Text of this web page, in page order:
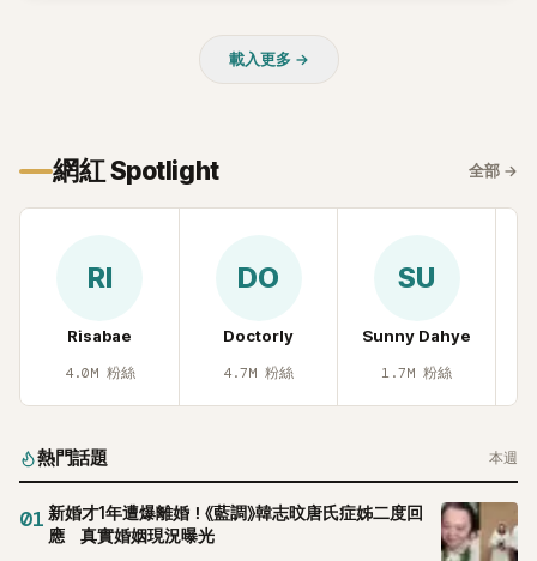
載入更多 →
網紅 Spotlight 全部 →
RI
Risabae
4.0M 粉絲
DO
Doctorly
4.7M 粉絲
SU
Sunny Dahye
1.7M 粉絲
熱門話題 本週
01 新婚才1年遭爆離婚！《藍調》韓志旼唐氏症姊二度回
應 真實婚姻現況曝光